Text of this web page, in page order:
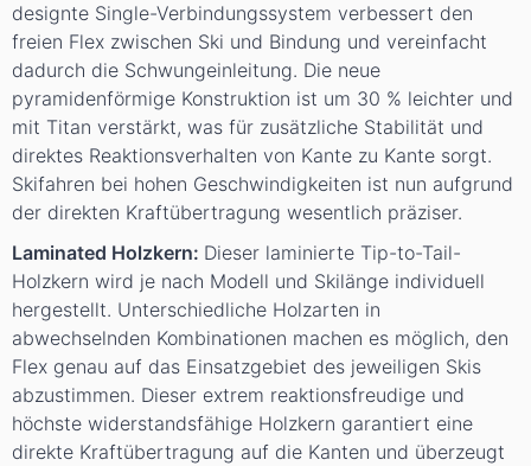
designte Single-Verbindungssystem verbessert den
freien Flex zwischen Ski und Bindung und vereinfacht
dadurch die Schwungeinleitung. Die neue
pyramidenförmige Konstruktion ist um 30 % leichter und
mit Titan verstärkt, was für zusätzliche Stabilität und
direktes Reaktionsverhalten von Kante zu Kante sorgt.
Skifahren bei hohen Geschwindigkeiten ist nun aufgrund
der direkten Kraftübertragung wesentlich präziser.
Laminated Holzkern: Dieser laminierte Tip-to-Tail-
Holzkern wird je nach Modell und Skilänge individuell
hergestellt. Unterschiedliche Holzarten in
abwechselnden Kombinationen machen es möglich, den
Flex genau auf das Einsatzgebiet des jeweiligen Skis
abzustimmen. Dieser extrem reaktionsfreudige und
höchste widerstandsfähige Holzkern garantiert eine
direkte Kraftübertragung auf die Kanten und überzeugt